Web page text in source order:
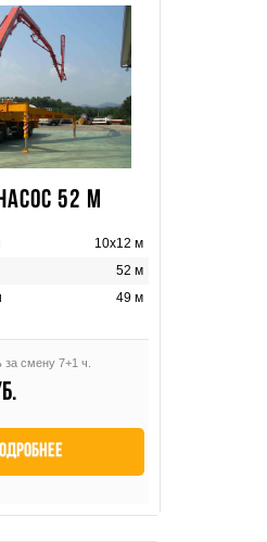
52 М
10х12 м
52 м
49 м
смену 7+1 ч.